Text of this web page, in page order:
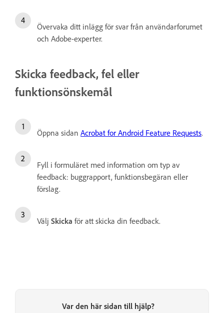
Övervaka ditt inlägg för svar från användarforumet
och Adobe-experter.
Skicka feedback, fel eller
funktionsönskemål
Öppna sidan Acrobat for Android Feature Requests.
Fyll i formuläret med information om typ av
feedback: buggrapport, funktionsbegäran eller
förslag.
Välj Skicka för att skicka din feedback.
Var den här sidan till hjälp?